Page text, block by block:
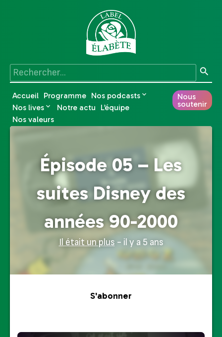
Accueil Programme Nos podcasts
Nos lives
Notre actu
L’équipe
Nos valeurs
Nous
soutenir
Épisode 05 – Les
suites Disney des
années 90-2000
Il était un plus - il y a 5 ans
S'abonner